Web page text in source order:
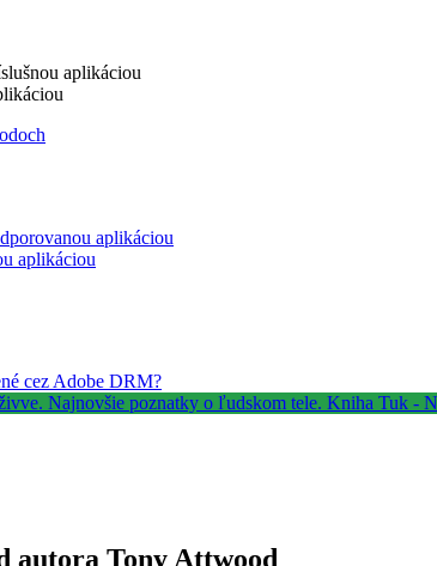
aplikáciou
aplikáciou
aplikáciou
cez Adobe DRM?
autora Tony Attwood